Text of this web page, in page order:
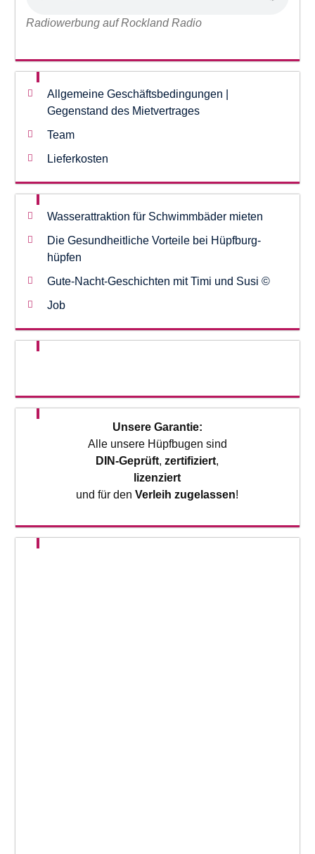
Radiowerbung auf Rockland Radio
Allgemeine Geschäftsbedingungen |
Gegenstand des Mietvertrages
Team
Lieferkosten
Wasserattraktion für Schwimmbäder mieten
Die Gesundheitliche Vorteile bei Hüpfburg-
hüpfen
Gute-Nacht-Geschichten mit Timi und Susi ©
Job
Unsere Garantie:
Alle unsere Hüpfbugen sind
DIN-Geprüft,zertifiziert,
lizenziert
und für denVerleih zugelassen!